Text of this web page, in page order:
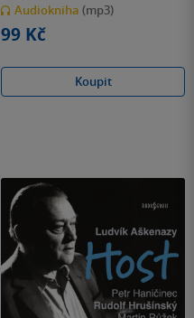
5
hvězdiček
Audiokniha (mp3)
99 Kč
Koupit